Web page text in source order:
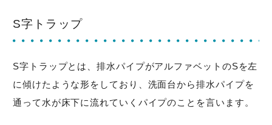
S字トラップ
S字トラップとは、排水パイプがアルファベットのSを左
に傾けたような形をしており、洗面台から排水パイプを
通って水が床下に流れていくパイプのことを言います。